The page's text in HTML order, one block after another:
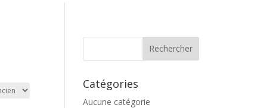
Catégories
Aucune catégorie